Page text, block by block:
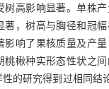
树高影响显著。单株产
著，树高与胸径和冠幅
影响了果核质量及产
桃楸种实形态性状之
的研究得到过相同结